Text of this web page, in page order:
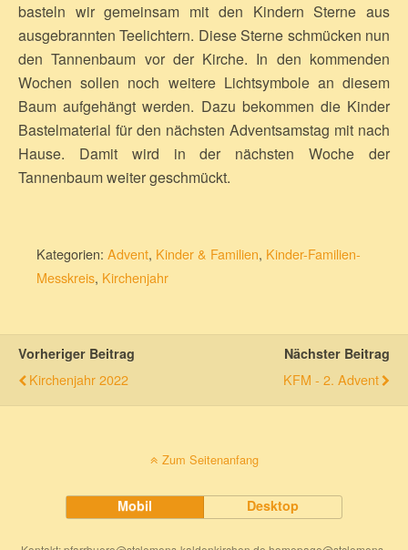
basteln wir gemeinsam mit den Kindern Sterne aus
ausgebrannten Teelichtern. Diese Sterne schmücken nun
den Tannenbaum vor der Kirche. In den kommenden
Wochen sollen noch weitere Lichtsymbole an diesem
Baum aufgehängt werden. Dazu bekommen die Kinder
Bastelmaterial für den nächsten Adventsamstag mit nach
Hause. Damit wird in der nächsten Woche der
Tannenbaum weiter geschmückt.
Kategorien: Advent, Kinder & Familien, Kinder-Familien-
Messkreis, Kirchenjahr
Vorheriger Beitrag
Kirchenjahr 2022
Nächster Beitrag
KFM - 2. Advent
Zum Seitenanfang
Mobil Desktop